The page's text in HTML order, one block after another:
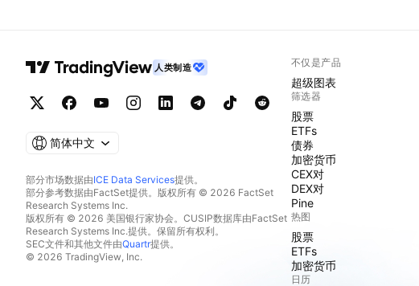
人类制造
简体中文
部分市场数据由ICE Data Services提供。
部分参考数据由FactSet提供。版权所有 © 2026 FactSet
Research Systems Inc.
版权所有 © 2026 美国银行家协会。CUSIP数据库由FactSet
Research Systems Inc.提供。保留所有权利。
SEC文件和其他文件由Quartr提供。
© 2026 TradingView, Inc.
不仅是产品
超级图表
筛选器
股票
ETFs
债券
加密货币
CEX对
DEX对
Pine
热图
股票
ETFs
加密货币
日历